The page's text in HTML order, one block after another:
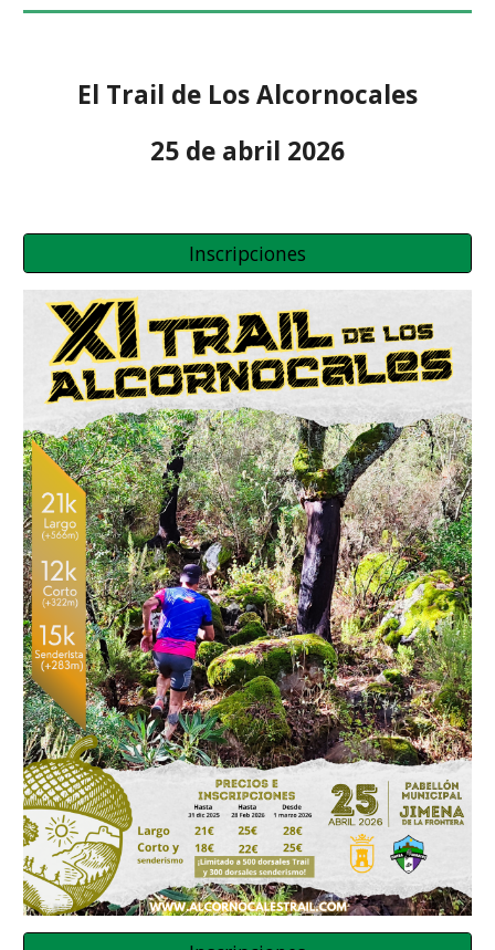
El Trail de Los Alcornocales
25 de abril 2026
Inscripciones